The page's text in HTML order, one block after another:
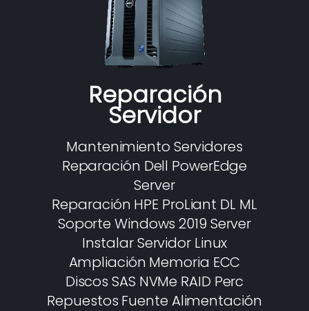
Reparación
Servidor
Mantenimiento Servidores
Reparación Dell PowerEdge
Server
Reparación HPE ProLiant DL ML
Soporte Windows 2019 Server
Instalar Servidor Linux
Ampliación Memoria ECC
Discos SAS NVMe RAID Perc
Repuestos Fuente Alimentación